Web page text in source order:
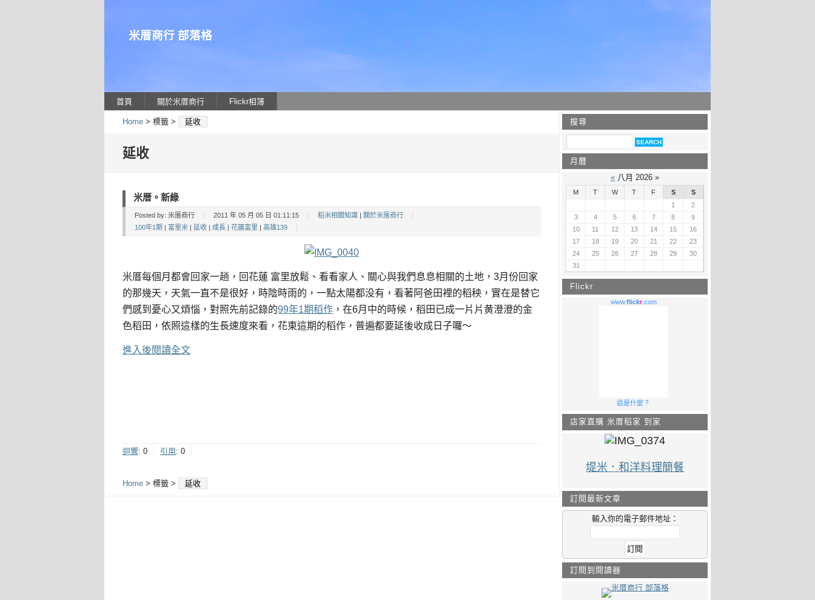
米厝商行 部落格
首頁 關於米厝商行 Flickr相簿
Home > 標籤 > 延收
延收
米厝。新綠
Posted by: 米厝商行 2011 年 05 月 05 日 01:11:15 稻米相關知識
關於米厝商行
100年1期 | 富里米 | 延收 | 成長 | 花蓮富里 | 高雄139
米厝每個月都會回家一趟，回花蓮 富里放鬆、看看家人、關心與我們息息相關的土地，3月份回家
的那幾天，天氣一直不是很好，時陰時雨的，一點太陽都没有，看著阿爸田裡的稻秧，實在是替它
們感到憂心又煩惱，對照先前記錄的99年1期稻作 ，在6月中的時候，稻田已成一片片黄澄澄的金
色稻田，依照這樣的生長速度來看，花東這期的稻作，普遍都要延後收成日子囉～
進入後閱讀全文
迴響: 0 引用 : 0
Home > 標籤 > 延收
搜尋
月曆
« 八月 2026 »
M T W T F S
S
1
2
3
4 5 6 7 8
9
10
11 12 13 14 15
16
17
18 19 20 21 22
23
24
25 26 27 28 29
30
31
Flickr
www.flickr.com
這是什麼？
店家直購 米厝稻家 到家
堤米．和洋料理簡餐
訂閱最新文章
輸入你的電子郵件地址：
訂閱到閱讀器